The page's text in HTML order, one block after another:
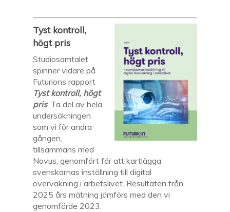
Tyst kontroll,
högt pris
Studiosamtalet
spinner vidare på
Futurions rapport
Tyst kontroll, högt
pris. Ta del av hela
undersökningen
som vi för andra
gången,
tillsammans med
Novus, genomfört för att kartlägga
svenskarnas inställning till digital
övervakning i arbetslivet. Resultaten från
2025 års mätning jämförs med den vi
genomförde 2023.